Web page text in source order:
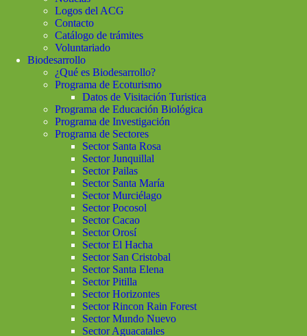
Logos del ACG
Contacto
Catálogo de trámites
Voluntariado
Biodesarrollo
¿Qué es Biodesarrollo?
Programa de Ecoturismo
Datos de Visitación Turistica
Programa de Educación Biológica
Programa de Investigación
Programa de Sectores
Sector Santa Rosa
Sector Junquillal
Sector Pailas
Sector Santa María
Sector Murciélago
Sector Pocosol
Sector Cacao
Sector Orosí
Sector El Hacha
Sector San Cristobal
Sector Santa Elena
Sector Pitilla
Sector Horizontes
Sector Rincon Rain Forest
Sector Mundo Nuevo
Sector Aguacatales